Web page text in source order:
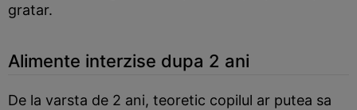
gratar.
Alimente interzise dupa 2 ani
De la varsta de 2 ani, teoretic copilul ar putea sa